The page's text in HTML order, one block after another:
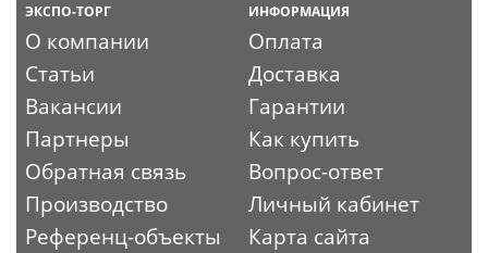
ЭКСПО-ТОРГ
О компании
Статьи
Вакансии
Партнеры
Обратная связь
Производство
Референц-объекты
ИНФОРМАЦИЯ
Оплата
Доставка
Гарантии
Как купить
Вопрос-ответ
Личный кабинет
Карта сайта